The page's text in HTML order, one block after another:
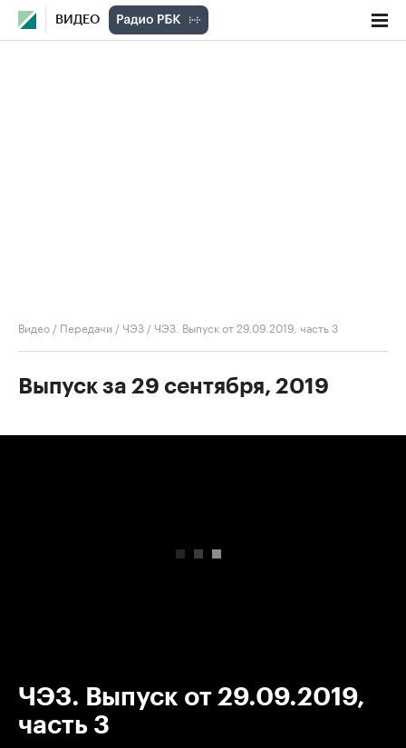
ВИДЕО
Видео / Передачи /ЧЭЗ /ЧЭЗ. Выпуск от 29.09.2019, часть 3
Выпуск за 29 сентября, 2019
ЧЭЗ. Выпуск от 29.09.2019,
часть 3